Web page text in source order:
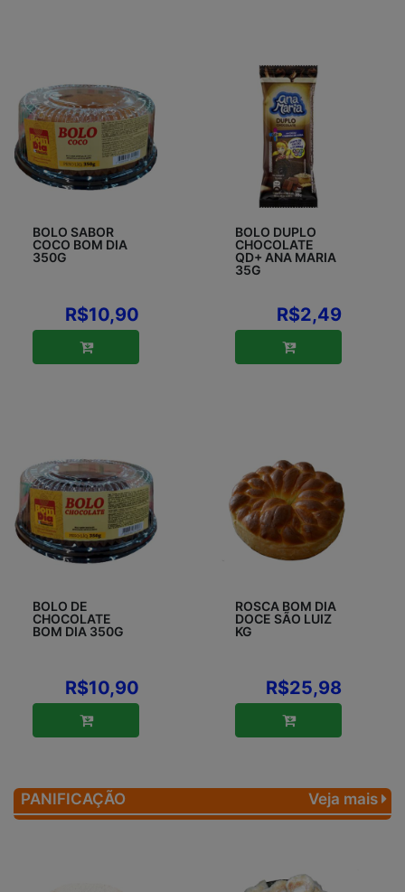
BOLO SABOR
COCO BOM DIA
350G
R$10,90
BOLO DUPLO
CHOCOLATE
QD+ ANA MARIA
35G
R$2,49
BOLO DE
CHOCOLATE
BOM DIA 350G
R$10,90
ROSCA BOM DIA
DOCE SÃO LUIZ
KG
R$25,98
PANIFICAÇÃO Veja mais